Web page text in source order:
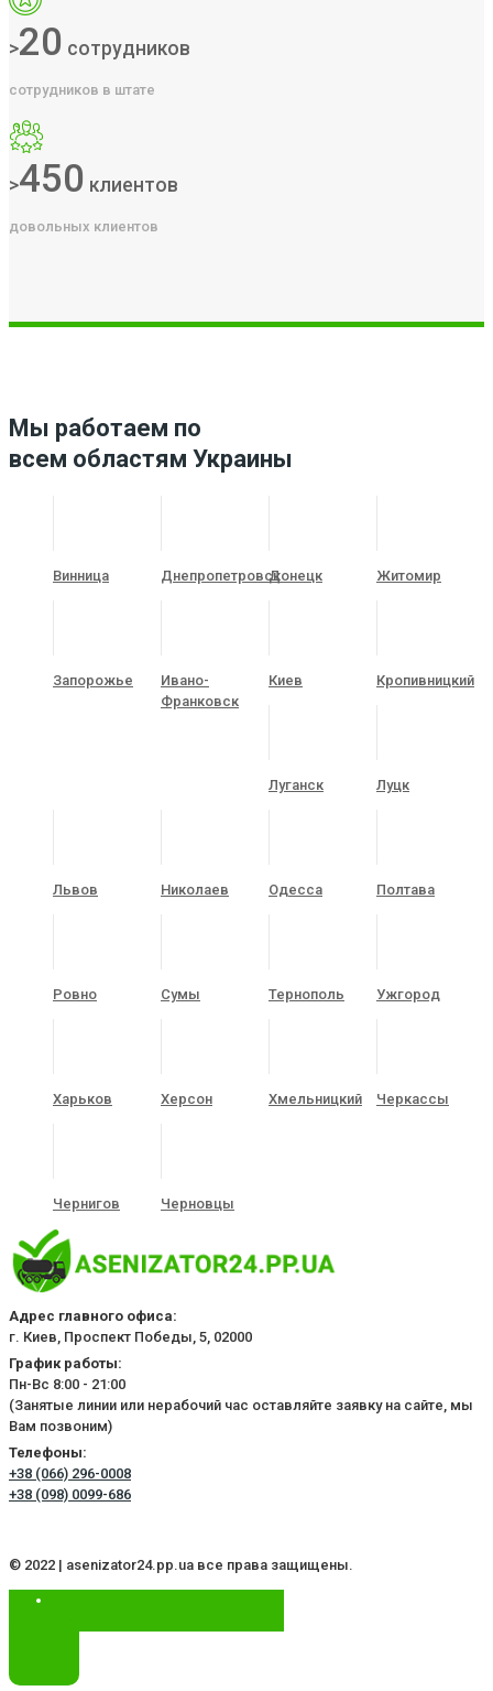
>20 сотрудников
сотрудников в штате
>450 клиентов
довольных клиентов
Мы работаем по
всем областям Украины
Винница ДнепропетровскДонецк Житомир
Запорожье
Ивано-
Франковск
Киев Кропивницкий
Луганск Луцк
Львов Николаев Одесса Полтава
Ровно Сумы Тернополь Ужгород
Харьков Херсон Хмельницкий Черкассы
Чернигов Черновцы
Адрес главного офиса:
г. Киев, Проспект Победы, 5, 02000
График работы:
Пн-Вс 8:00 - 21:00
(Занятые линии или нерабочий час оставляйте заявку на сайте, мы
Вам позвоним)
Телефоны:
+38 (066) 296-0008
+38 (098) 0099-686
© 2022 | asenizator24.pp.ua все права защищены.